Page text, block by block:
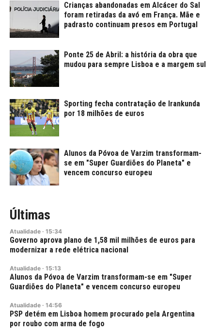
Crianças abandonadas em Alcácer do Sal
foram retiradas da avó em França. Mãe e
padrasto continuam presos em Portugal
Ponte 25 de Abril: a história da obra que
mudou para sempre Lisboa e a margem sul
Sporting fecha contratação de Irankunda
por 18 milhões de euros
Alunos da Póvoa de Varzim transformam-
se em "Super Guardiões do Planeta" e
vencem concurso europeu
Últimas
Atualidade · 15:34
Governo aprova plano de 1,58 mil milhões de euros para
modernizar a rede elétrica nacional
Atualidade · 15:13
Alunos da Póvoa de Varzim transformam-se em "Super
Guardiões do Planeta" e vencem concurso europeu
Atualidade · 14:56
PSP detém em Lisboa homem procurado pela Argentina
por roubo com arma de fogo